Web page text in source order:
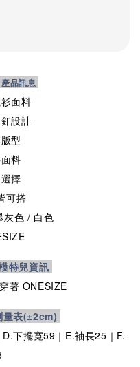
品訊息
面料
設計
型
料
擇
可搭
灰色 / 白色
特兒資訊
著 ONESIZE
表(±2cm)
下擺寬59｜E.袖長25｜F.